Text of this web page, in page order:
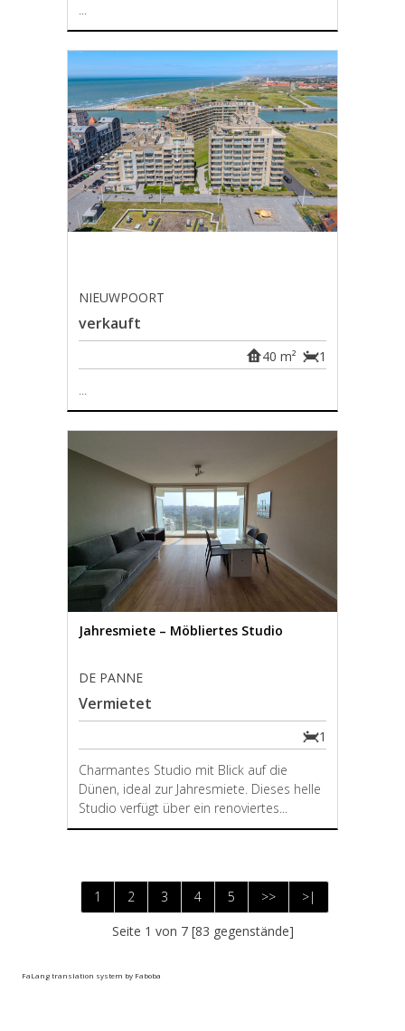
...
NIEUWPOORT
verkauft
1
40 m²
...
Jahresmiete – Möbliertes Studio
DE PANNE
Vermietet
1
Charmantes Studio mit Blick auf die
Dünen, ideal zur Jahresmiete. Dieses helle
Studio verfügt über ein renoviertes...
1 2 3 4 5 >>
>|
Seite 1 von 7 [83 gegenstände]
FaLang translation system by Faboba